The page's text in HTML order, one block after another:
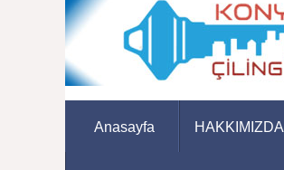
Anasayfa HAKKIMIZDA